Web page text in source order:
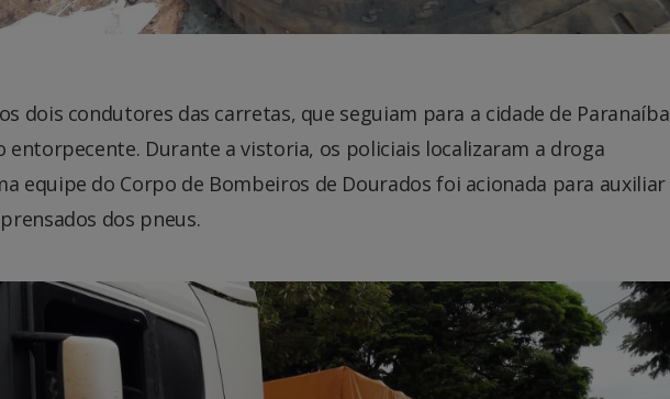
dois condutores das carretas, que seguiam para a cidade de Paranaíba
entorpecente. Durante a vistoria, os policiais localizaram a droga
equipe do Corpo de Bombeiros de Dourados foi acionada para auxiliar
dos pneus.